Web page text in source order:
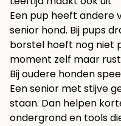
Een pup heeft andere
senior hond. Bij pups
borstel hoeft nog niet
moment zelf maar
Bij oudere honden
Een senior met stijve
staan. Dan helpen
ondergrond en tools